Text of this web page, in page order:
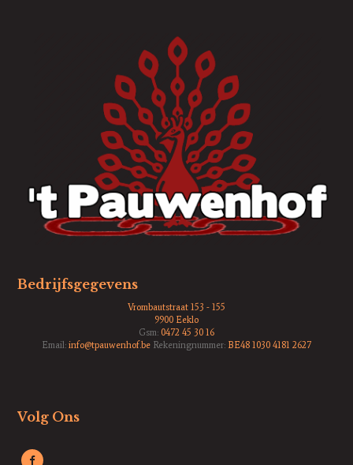
Bedrijfsgegevens
Vrombautstraat 153 - 155
9900 Eeklo
Gsm: 0472 45 30 16
Email: info@tpauwenhof.be Rekeningnummer: BE48 1030 4181 2627
Volg Ons